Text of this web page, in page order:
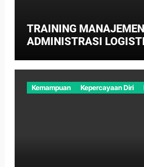
TRAINING
ADMINISTRASI
Kemampuan Kepercayaan Diri